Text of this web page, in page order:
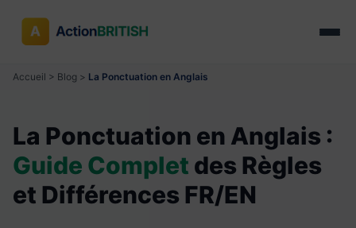
Accueil > Blog > La Ponctuation en Anglais
La Ponctuation en Anglais :
Guide Complet des Règles
et Différences FR/EN